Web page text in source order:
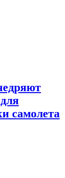
самолета